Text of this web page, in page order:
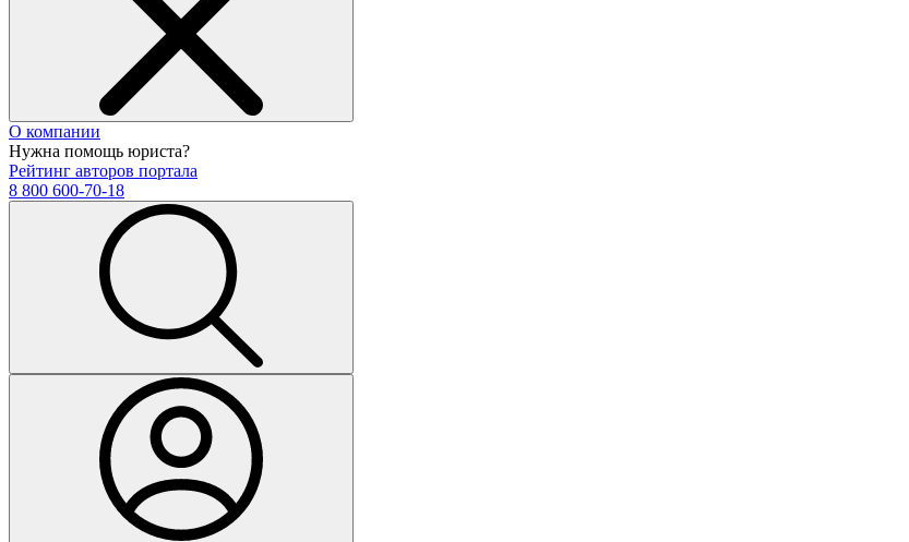
О компании
Нужна помощь юриста?
Рейтинг авторов портала
8 800 600-70-18